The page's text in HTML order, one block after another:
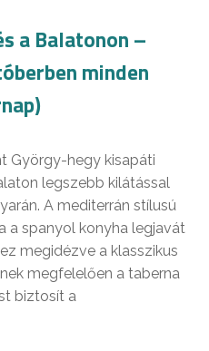
a Balatonon –
minden
György-hegy kisapáti
legszebb kilátással
A mediterrán stílusú
a spanyol konyha legjavát
megidézve a klasszikus
megfelelően a taberna
biztosít a